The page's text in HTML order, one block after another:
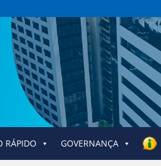
RÁPIDO GOVERNANÇA